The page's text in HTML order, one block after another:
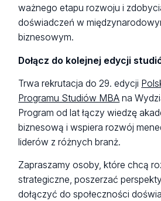
ważnego etapu rozwoju i
doświadczeń w
biznesowym.
Dołącz do kolejnej edycji
Trwa rekrutacja do 29. edycji
Programu Studiów MBA na
Program od lat łączy wiedzę
biznesową i wspiera rozwój
liderów z różnych branż.
Zapraszamy osoby, które chcą
strategiczne, poszerzać
dołączyć do społeczności